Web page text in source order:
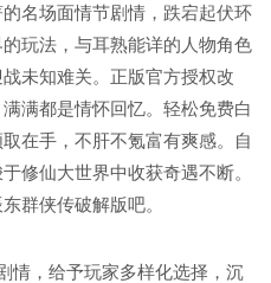
名场面情节剧情，跌宕起伏环
玩法，与耳熟能详的人物角色
未知难关。正版官方授权改
满都是情怀回忆。轻松免费白
在手，不肝不氪富有爽感。自
修仙大世界中收获奇遇不断。
群侠传破解版吧。
，给予玩家多样化选择，沉